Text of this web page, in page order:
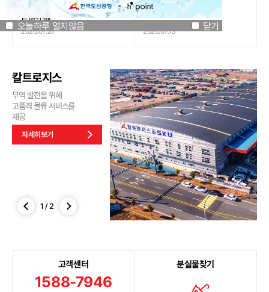
오늘하루 열지않음 닫기
공항은 GREEN하게, 굿즈는
특별하게!
2026.07.27
할인쿠폰 이벤트
2026.07.13
칼트로지스
무역 발전을 위해
고품격 물류 서비스를
제공
자세히보기
1 /2
고객센터
1588-7946
분실물찾기